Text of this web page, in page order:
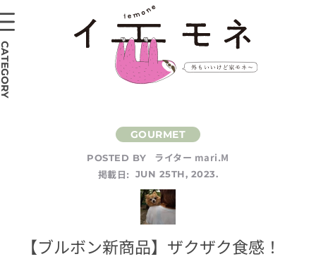
POSTED BY
ライター mari.M
掲載日:
JUN 25TH, 2023.
【ブルボン新商品】ザクザク食感！